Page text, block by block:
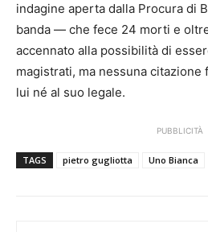
indagine aperta dalla Procura di
banda — che fece 24 morti e
accennato alla possibilità di
magistrati, ma nessuna citazione
lui né al suo legale.
PUBBLICITÀ
TAGS pietro gugliotta Uno Bianca